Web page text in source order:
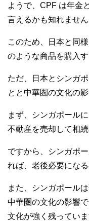
ようで、CPF は年金
言えるかも知れません
このため、日本と同
のような商品を購入
ただ、日本とシンガ
とと中華圏の文化の
まず、シンガポール
不動産を売却して相
ですから、シンガポ
れば、老後必要にな
また、シンガポール
中華圏の文化の影響
文化が強く残っていま